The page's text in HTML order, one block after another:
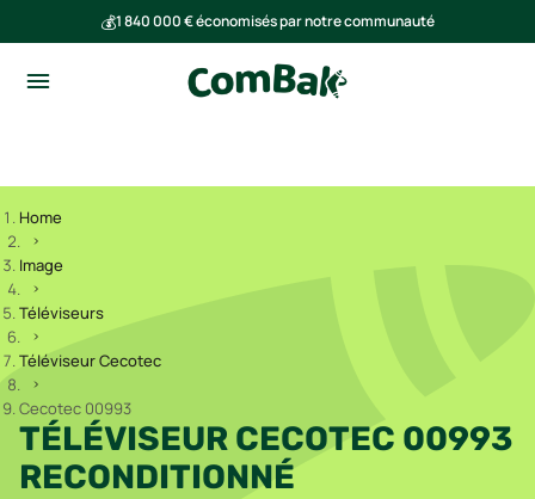
💰1 840 000 € économisés par notre communauté
Home
Image
Téléviseurs
Téléviseur Cecotec
Cecotec 00993
TÉLÉVISEUR CECOTEC 00993
RECONDITIONNÉ